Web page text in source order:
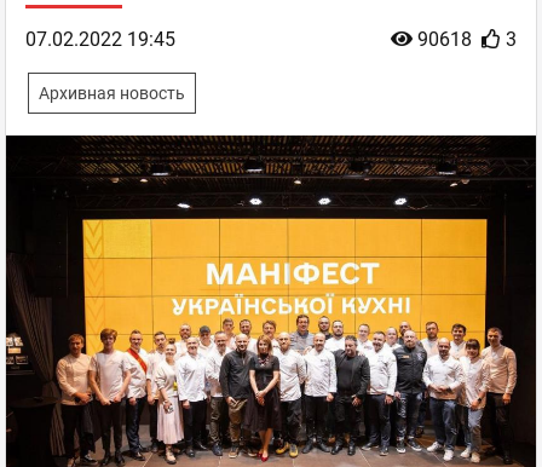
90618 3
07.02.2022 19:45
Архивная новость